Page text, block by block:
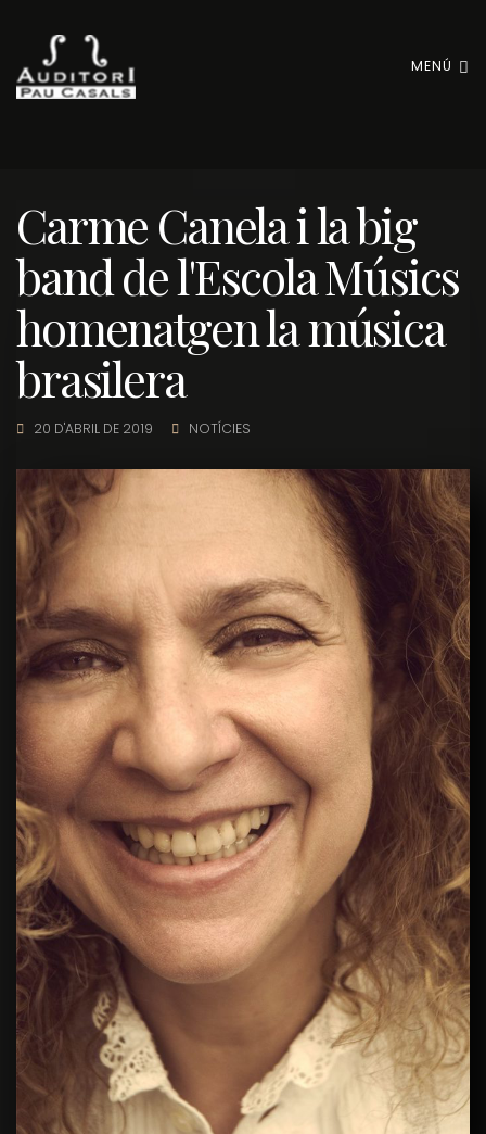
MENÚ
Carme Canela i la big
band de l'Escola Músics
homenatgen la música
brasilera
20 D'ABRIL DE 2019 NOTÍCIES